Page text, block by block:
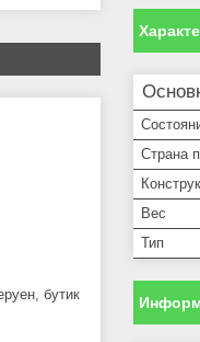
Страна
Вес
Тип
бутик